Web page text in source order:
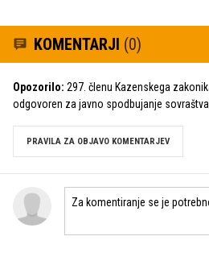
KOMENTARJI (0)
Opozorilo: 297. členu Kazenskega
odgovoren za javno spodbujanje
PRAVILA ZA OBJAVO KOMENTARJEV